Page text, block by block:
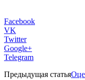
Facebook
VK
Twitter
Google+
Telegram
Предыдущая статья